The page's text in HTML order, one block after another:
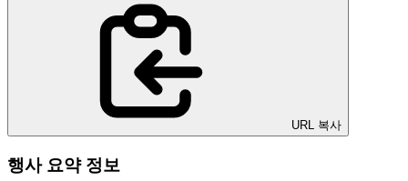
URL 복사
행사 요약 정보